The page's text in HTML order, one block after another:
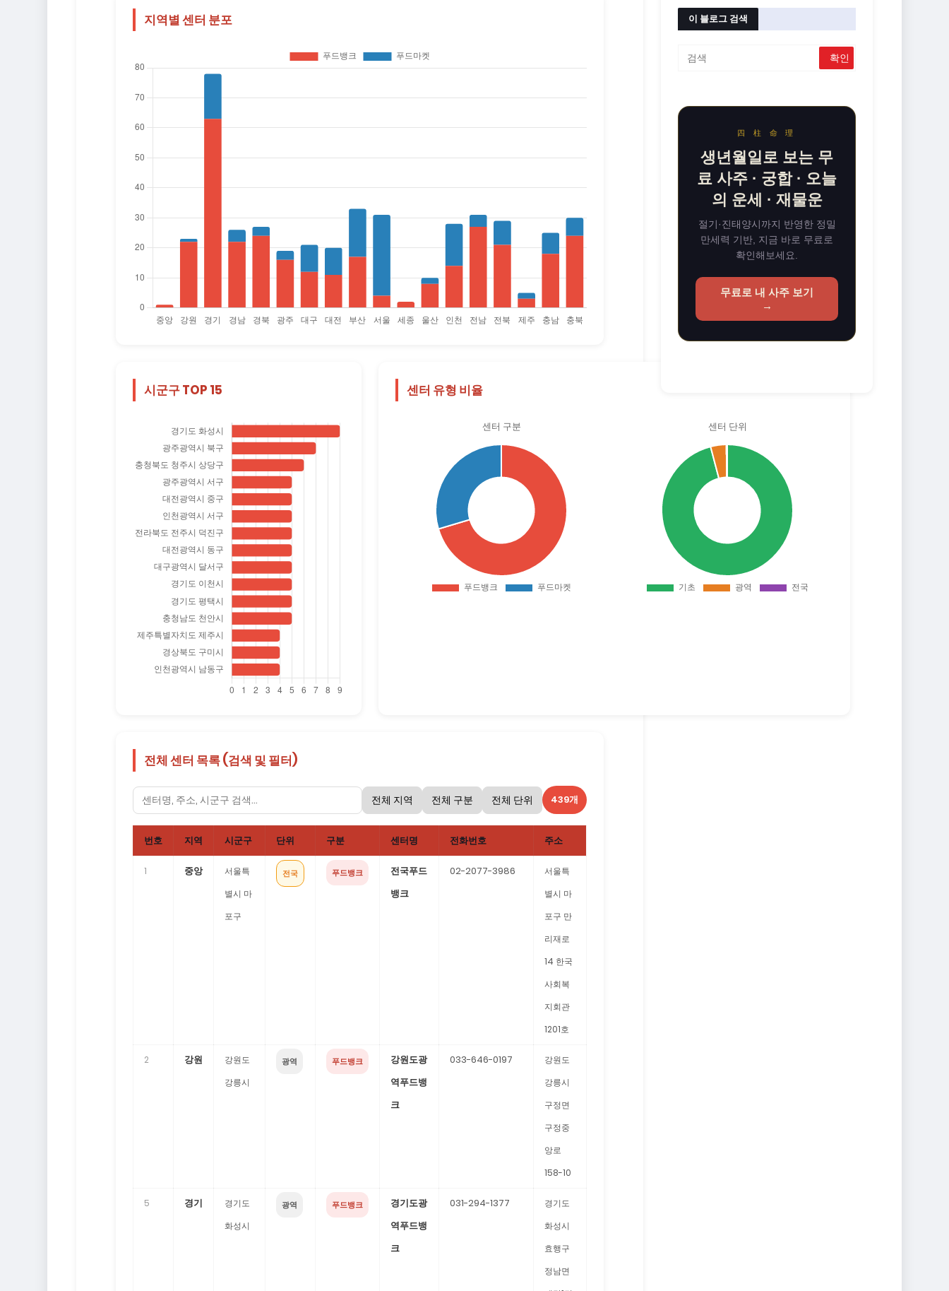
지역별 센터 분포
시군구 TOP 15 센터 유형 비율
센터 구분 센터 단위
전체 센터 목록 (검색 및 필터)
439개
번호 지역 시군구 단위 구분 센터명 전화번호 주소
1 중앙
서울특
별시 마
포구
전국 푸드뱅크
전국푸드
뱅크
02-2077-3986
서울특
별시 마
포구 만
리재로
14 한국
사회복
지회관
1201호
2 강원
강원도
강릉시
광역 푸드뱅크
강원도광
역푸드뱅
크
033-646-0197
강원도
강릉시
구정면
구정중
앙로
158-10
5 경기
경기도
화성시
광역 푸드뱅크
경기도광
역푸드뱅
크
031-294-1377
경기도
화성시
효행구
정남면
이 블로그 검색
四 柱 命 理
생년월일로 보는 무
료 사주 · 궁합 · 오늘
의 운세 · 재물운
절기·진태양시까지 반영한 정밀
만세력 기반, 지금 바로 무료로
확인해보세요.
무료로 내 사주 보기
→